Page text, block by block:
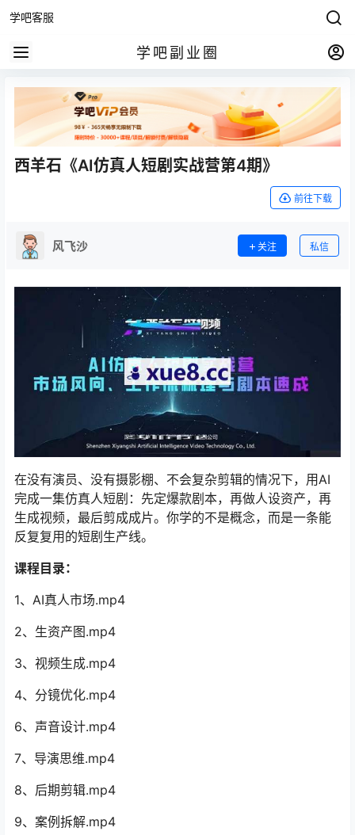
学吧客服
学吧副业圈
西羊石《AI仿真人短剧实战营第4期》
前往下载
风飞沙 关注 私信
在没有演员、没有摄影棚、不会复杂剪辑的情况下，用AI
完成一集仿真人短剧：先定爆款剧本，再做人设资产，再
生成视频，最后剪成成片。你学的不是概念，而是一条能
反复复用的短剧生产线。
课程目录：
1、AI真人市场.mp4
2、生资产图.mp4
3、视频生成.mp4
4、分镜优化.mp4
6、声音设计.mp4
7、导演思维.mp4
8、后期剪辑.mp4
9、案例拆解.mp4